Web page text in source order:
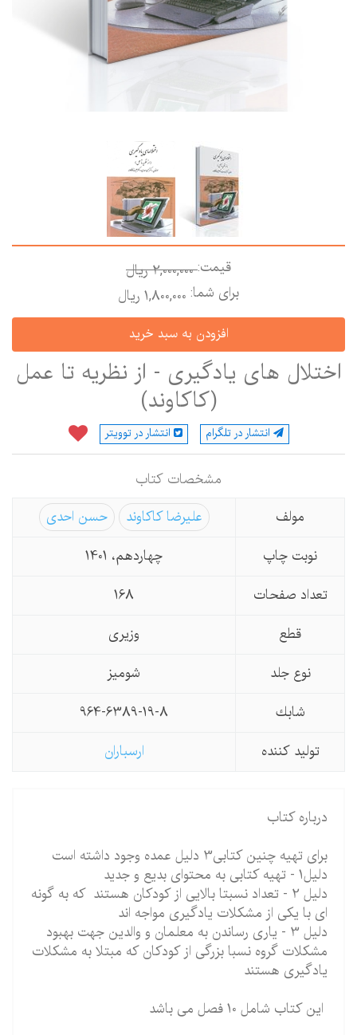
قیمت:2,000,000 ريال
برای شما:1,800,000 ريال
های یادگیری - از نظریه تا عمل
(كاكاوند)
انتشار در تلگرام انتشار در توویتر
مشخصات كتاب
مولف
علیرضا کاکاوند
حسن احدی
نوبت چاپ
چهاردهم، 1401
تعداد صفحات
قطع
وزیری
نوع جلد
شومیز
شابك
964-6389-19-8
تولید كننده
ارسباران
درباره کتاب
برای تهیه چنین کتابی3 دلیل عمده وجود داشته است
دلیل1 - تهیه کتابی به محتوای بدیع و جدید
دلیل 2 - تعداد نسبتا بالایی از کودکان هستند که به گونه
ای با یکی از مشکلات یادگیری مواجه اند
دلیل 3 - یاری رساندن به معلمان و والدین جهت بهبود
مشکلات گروه نسبا بزرگی از کودکان که مبتلا به مشکلات
یادگیری هستند
این کتاب شامل 10 فصل می باشد